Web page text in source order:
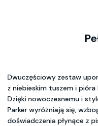
Dwuczęściowy zestaw
z niebieskim tuszem i
Dzięki nowoczesnemu i
Parker wyróżniają się,
doświadczenia płynące z